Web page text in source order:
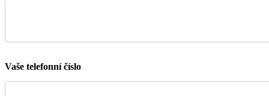
Vaše telefonní číslo